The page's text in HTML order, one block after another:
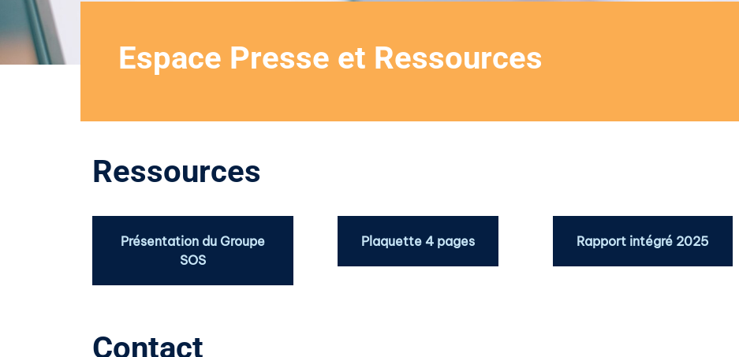
Espace Presse et Ressources
Ressources
Présentation du Groupe
SOS
Plaquette 4 pages Rapport intégré 2025
Contact